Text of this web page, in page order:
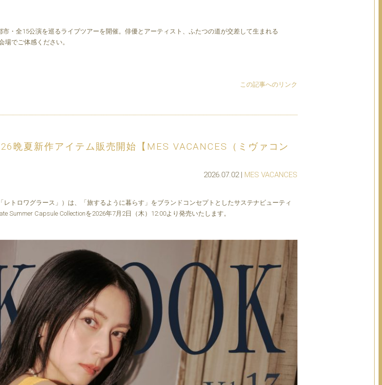
・全15公演を巡るライブツアーを開催。俳優とアーティスト、ふたつの道が交差して生まれる
場でご体感ください。
この記事へのリンク
晩夏新作アイテム販売開始【MES VACANCES（ミヴァコン
2026.07.02 | MES VACANCES
トロワグラース」）は、「旅するように暮らす」をブランドコンセプトとしたサステナビューティ
Summer Capsule Collectionを2026年7月2日（木）12:00より発売いたします。